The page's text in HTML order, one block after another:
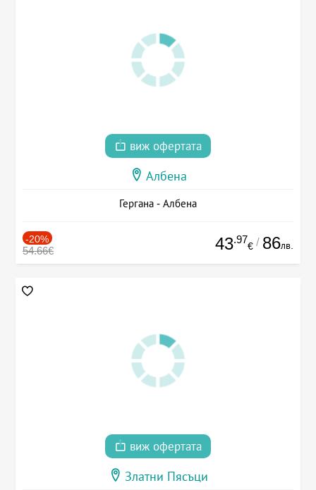
виж офертата
Албена
Гергана - Албена
-20%
54.66€ 43.97
€ / 86лв.
виж офертата
Златни Пясъци